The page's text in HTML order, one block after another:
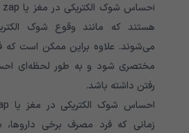
هستند که مانند وقوع شوک
می‌شوند. علاوه براین ممکن است که
مختصری شود و به طور لحظه‌ای
رفتن داشته باشد.
زمانی که فرد مصرف برخی